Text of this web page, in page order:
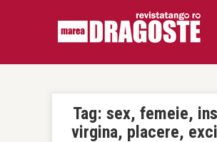
Tag: sex, femeie,
virgina, placere,